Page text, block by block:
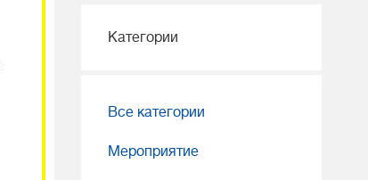
Категории
Все категории
Мероприятие